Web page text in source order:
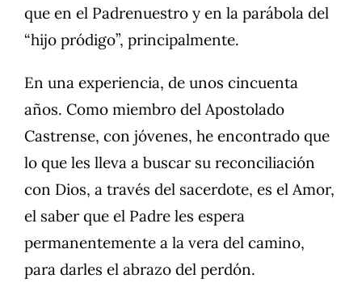
que en el Padrenuestro y en la parábola del
“hijo pródigo”, principalmente.
En una experiencia, de unos cincuenta
años. Como miembro del Apostolado
Castrense, con jóvenes, he encontrado que
lo que les lleva a buscar su reconciliación
con Dios, a través del sacerdote, es el Amor,
el saber que el Padre les espera
permanentemente a la vera del camino,
para darles el abrazo del perdón.